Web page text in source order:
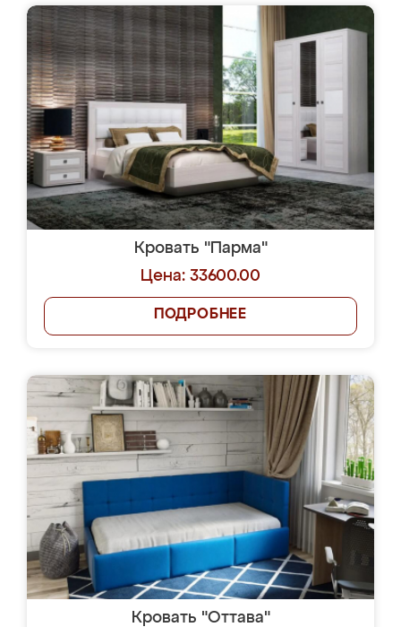
Кровать "Парма"
Цена: 33600.00
ПОДРОБНЕЕ
Кровать "Оттава"